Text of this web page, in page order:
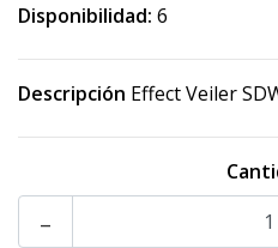
Disponibilidad: 6
Descripción Effect Veiler
-